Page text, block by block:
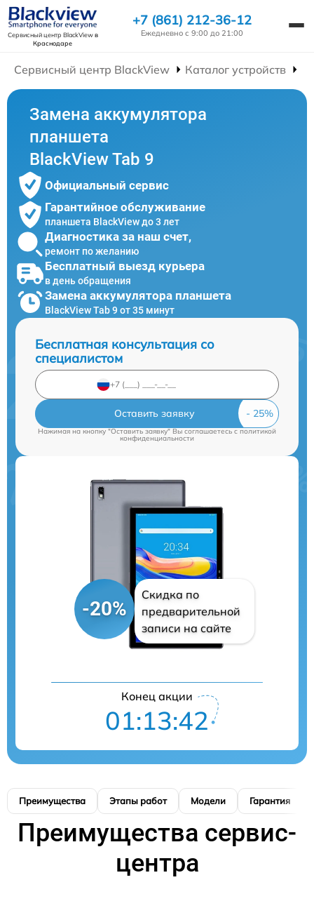
Сервисный центр BlackViewв
Краснодаре
+7 (861) 212-36-12
Ежедневно с 9:00 до 21:00
Сервисный центр BlackView Каталог устройств
Замена аккумулятора
планшета
BlackView Tab 9
Официальный сервис
Гарантийное обслуживание
планшета BlackView до 3 лет
Диагностика за наш счет,
ремонт по желанию
Бесплатный выезд курьера
в день обращения
Замена аккумулятора планшета
BlackView Tab 9 от 35 минут
Бесплатная консультация со
специалистом
Оставить заявку
Нажимая на кнопку "Оставить заявку" Вы соглашаетесь cполитикой
конфиденциальности
-20%
Скидка по
предварительной
записи на сайте
Конец акции
01:13:41
Преимущества Этапы работ Модели Гарантия
Преимущества сервис-
центра